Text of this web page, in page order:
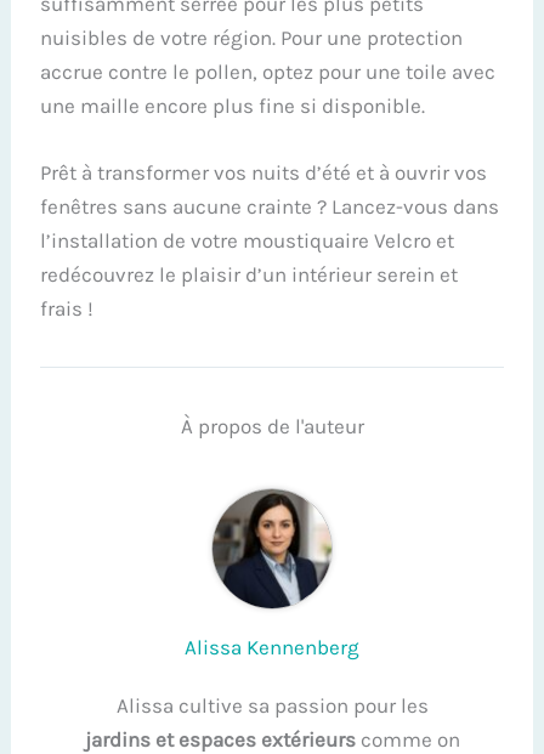
nuisibles de votre région. Pour une protection
accrue contre le pollen, optez pour une toile avec
une maille encore plus fine si disponible.
Prêt à transformer vos nuits d’été et à ouvrir vos
fenêtres sans aucune crainte ? Lancez-vous dans
l’installation de votre moustiquaire Velcro et
redécouvrez le plaisir d’un intérieur serein et
frais !
À propos de l'auteur
Alissa Kennenberg
Alissa cultive sa passion pour les
jardins et espaces extérieurscomme on